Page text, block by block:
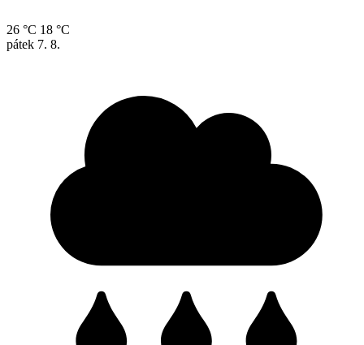
26 °C 18 °C
pátek 7. 8.